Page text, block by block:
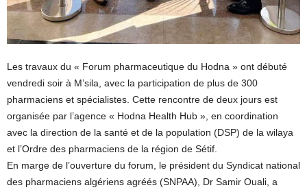
Les travaux du « Forum pharmaceutique du Hodna » ont débuté
vendredi soir à M’sila, avec la participation de plus de 300
pharmaciens et spécialistes. Cette rencontre de deux jours est
organisée par l’agence « Hodna Health Hub », en coordination
avec la direction de la santé et de la population (DSP) de la wilaya
et l’Ordre des pharmaciens de la région de Sétif.
En marge de l’ouverture du forum, le président du Syndicat national
des pharmaciens algériens agréés (SNPAA), Dr Samir Ouali, a